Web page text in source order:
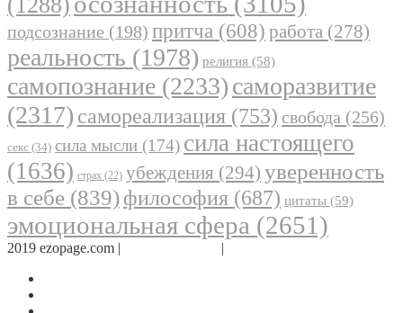
(1288)
подсознание (198) притча (608) работа (278)
реальность (1978) религия (58)
самопознание (2233)саморазвитие
(2317) самореализация (753) свобода (256)
секс (34) сила мысли (174) сила настоящего
(1636) страх (22) убеждения (294) уверенность
в себе (839) философия (687) цитаты (59)
эмоциональная сфера (2651)
2019 ezopage.com | |